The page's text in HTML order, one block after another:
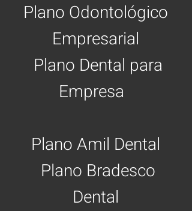
Plano Odontológico
Empresarial
Plano Dental para
Empresa
Plano Amil Dental
Plano Bradesco
Dental